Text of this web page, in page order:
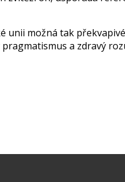
unii možná tak
a zdravý